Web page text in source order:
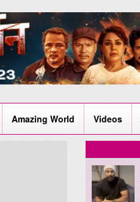
Amazing World Videos